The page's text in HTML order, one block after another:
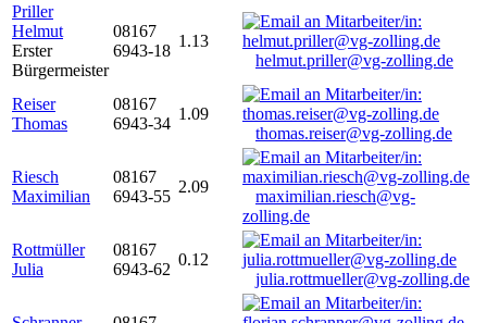
Priller
Helmut
Erster
Bürgermeister
08167
6943-18
1.13
helmut.priller@vg-zolling.de
Reiser
Thomas
08167
6943-34
1.09
thomas.reiser@vg-zolling.de
Riesch
Maximilian
08167
6943-55
2.09
maximilian.riesch@vg-
zolling.de
Rottmüller
Julia
08167
6943-62
0.12
julia.rottmueller@vg-zolling.de